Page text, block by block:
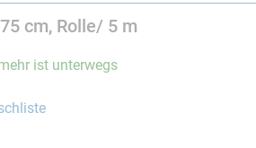
eine elastische als auch plastische
zurückziehen. Das
während sie in den Randbereichen
Silikon, Naturkautschuk oder PUR,
cm, Rolle/ 5 m
ist unterwegs